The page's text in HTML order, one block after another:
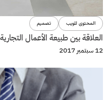
المحتوى للويب تصميم
العلاقة بين طبيعة الأعمال
12 سبتمبر 2017